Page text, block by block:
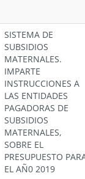
SISTEMA DE
SUBSIDIOS
MATERNALES.
IMPARTE
INSTRUCCIONES A
LAS ENTIDADES
PAGADORAS DE
SUBSIDIOS
MATERNALES,
SOBRE EL
PRESUPUESTO
EL AÑ0 2019